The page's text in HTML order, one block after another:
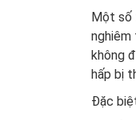
Một số
nghiêm
không
hấp bị
Đặc